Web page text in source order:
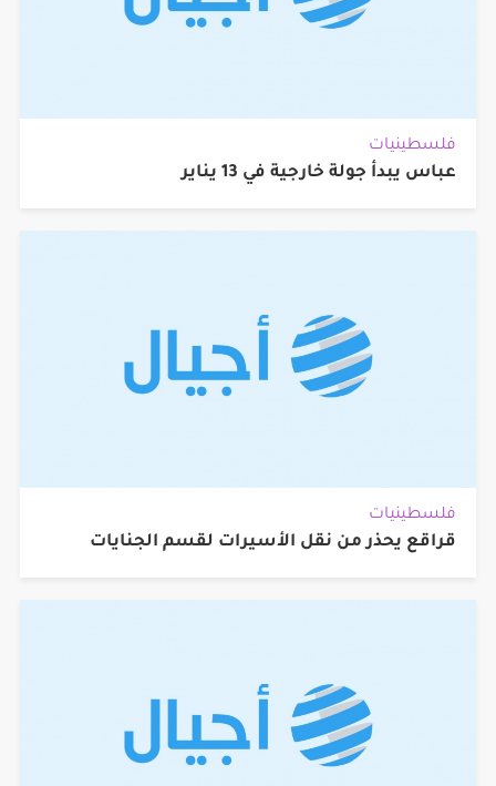
فلسطينيات
عباس يبدأ جولة خارجية في 13 يناير
فلسطينيات
قراقع يحذر من نقل الأسيرات لقسم الجنايات